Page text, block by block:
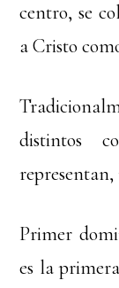
centro, se
a Cristo
distintos
Primer
es la